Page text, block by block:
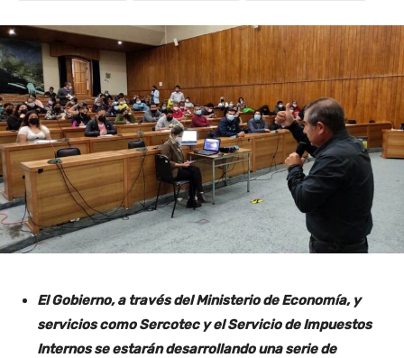
El Gobierno, a través del Ministerio de Economía, y
servicios como Sercotec y el Servicio de Impuestos
Internos se estarán desarrollando una serie de